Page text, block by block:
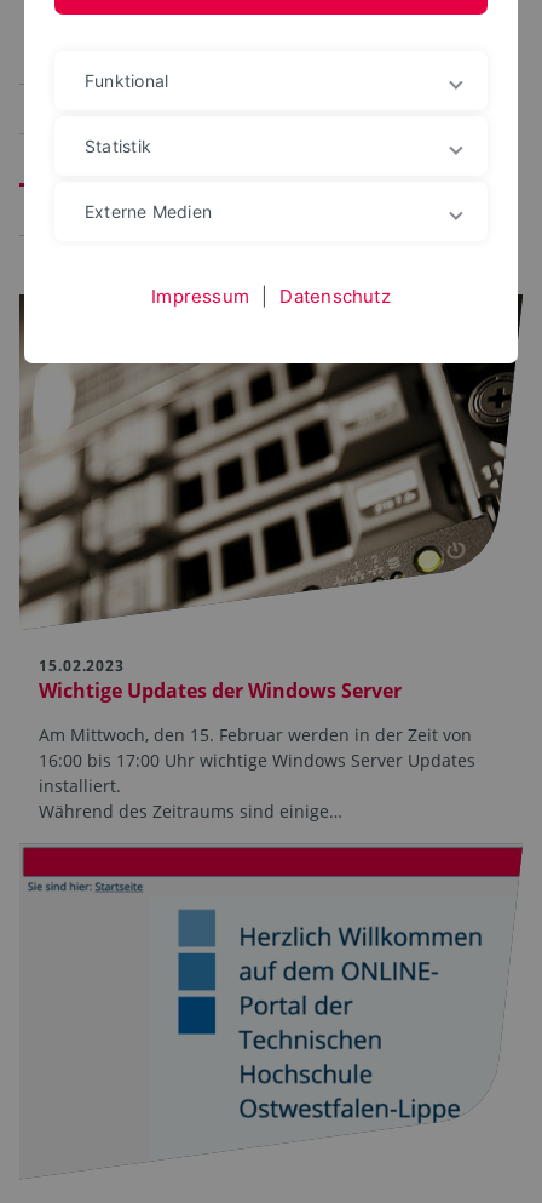
Verwaltungsplattformen
Bewerbungsportal
15.02.2023
Wichtige Updates der Windows Server
Am Mittwoch, den 15. Februar werden in der Zeit von
16:00 bis 17:00 Uhr wichtige Windows Server Updates
installiert.
Während des Zeitraums sind einige…
Funktional
Statistik
Externe Medien
Impressum Datenschutz